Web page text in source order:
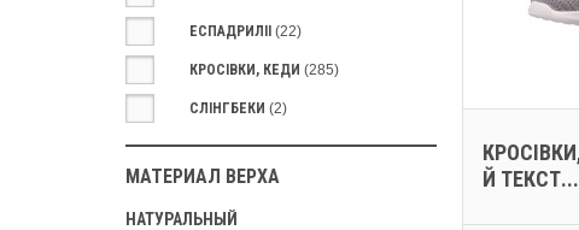
ЕСПАДРИЛІІ(22)
КРОСIВКИ, КЕДИ(285)
СЛІНГБЕКИ(2)
МАТЕРИАЛ ВЕРХА
НАТУРАЛЬНЫЙ
Й ТЕКСТ...